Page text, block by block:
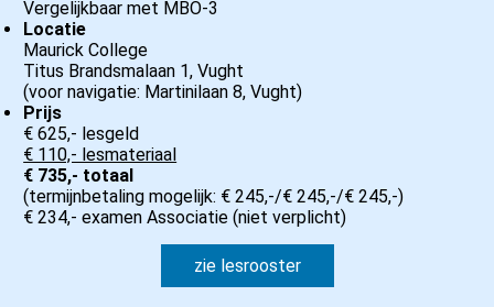
Vergelijkbaar met MBO-3
Locatie
Maurick College
Titus Brandsmalaan 1, Vught
(voor navigatie: Martinilaan 8, Vught)
Prijs
€ 625,- lesgeld
€ 110,- lesmateriaal
€ 735,- totaal
(termijnbetaling mogelijk: € 245,-/€ 245,-/€ 245,-)
€ 234,- examen Associatie (niet verplicht)
zie lesrooster